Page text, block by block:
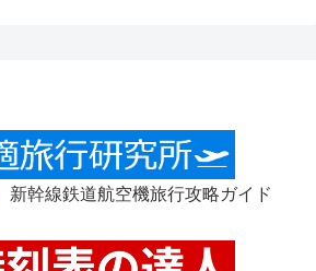
新幹線鉄道航空機旅行攻略ガイド